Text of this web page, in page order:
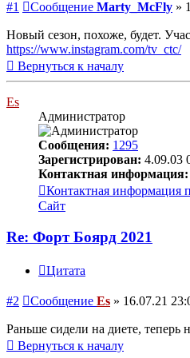
#1 Сообщение Marty_McFly »
Новый сезон, похоже, будет.
https://www.instagram.com/tv_ctc/
Вернуться к началу
Es
Администратор
Сообщения: 1295
Зарегистрирован: 4.09.03
Контактная информация:
Контактная информация
Сайт
Re: Форт Боярд 2021
Цитата
#2 Сообщение Es » 16.07.21
Раньше сидели на диете, теперь
Вернуться к началу